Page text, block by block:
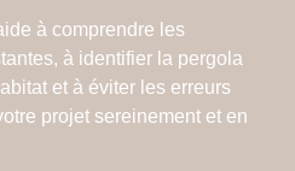
à comprendre les
à identifier la pergola
et à éviter les erreurs
projet sereinement et en